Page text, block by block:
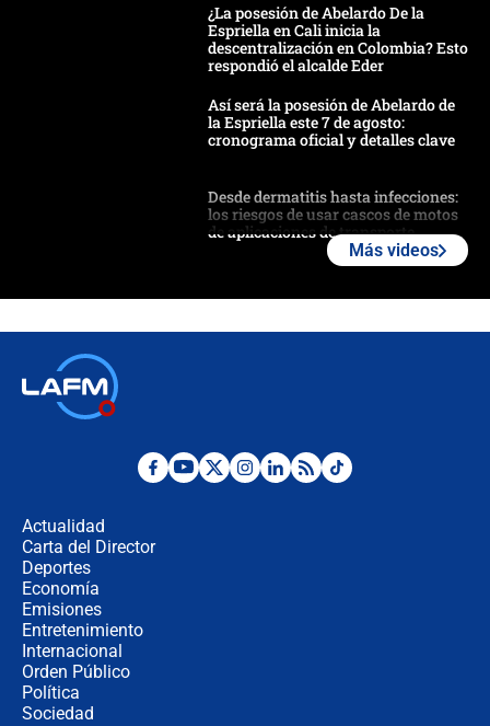
¿La posesión de Abelardo De la
Espriella en Cali inicia la
descentralización en Colombia? Esto
respondió el alcalde Eder
Así será la posesión de Abelardo de
la Espriella este 7 de agosto:
cronograma oficial y detalles clave
Desde dermatitis hasta infecciones:
los riesgos de usar cascos de motos
de aplicaciones de transporte
Posesión de Abelardo De La Espriella
Más videos
Actualidad
Carta del Director
Deportes
Economía
Emisiones
Entretenimiento
Internacional
Orden Público
Política
Sociedad